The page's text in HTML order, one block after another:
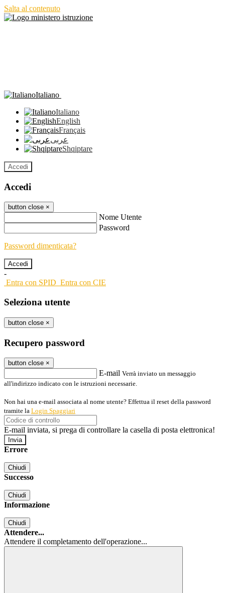
Salta al contenuto
Italiano
Italiano
English
Français
عربى
Shqiptare
Accedi
Accedi
button close ×
Nome Utente
Password
Password dimenticata?
-
Entra con SPID Entra con CIE
Seleziona utente
button close ×
Recupero password
button close ×
E-mail Verrà inviato un messaggio
all'indirizzo indicato con le istruzioni necessarie.
Non hai una e-mail associata al nome utente? Effettua il reset della password
tramite la Login Spaggiari
E-mail inviata, si prega di controllare la casella di posta elettronica!
Errore
Chiudi
Successo
Chiudi
Informazione
Chiudi
Attendere...
Attendere il completamento dell'operazione...